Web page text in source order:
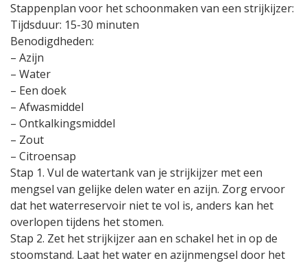
Stappenplan voor het schoonmaken van een strijkijzer:
Tijdsduur: 15-30 minuten
Benodigdheden:
– Azijn
– Water
– Een doek
– Afwasmiddel
– Ontkalkingsmiddel
– Zout
– Citroensap
Stap 1. Vul de watertank van je strijkijzer met een
mengsel van gelijke delen water en azijn. Zorg ervoor
dat het waterreservoir niet te vol is, anders kan het
overlopen tijdens het stomen.
Stap 2. Zet het strijkijzer aan en schakel het in op de
stoomstand. Laat het water en azijnmengsel door het